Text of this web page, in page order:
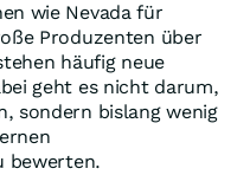
wie Nevada für
Produzenten über
häufig neue
geht es nicht darum,
sondern bislang wenig
bewerten.